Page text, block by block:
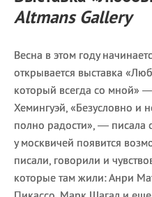
Altmans Gallery
Весна в этом году
открывается выставка
который всегда со мной»
Хемингуэй, «Безусловно и
полно радости», —
у москвичей появится
писали, говорили и
которые там жили: Анри